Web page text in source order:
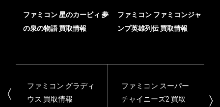
ファミコン 星のカービィ 夢
の泉の物語 買取情報
ファミコン ファミコンジャ
ンプ英雄列伝 買取情報
ファミコン グラディ
ウス 買取情報
ファミコン スーパー
チャイニーズ2 買取